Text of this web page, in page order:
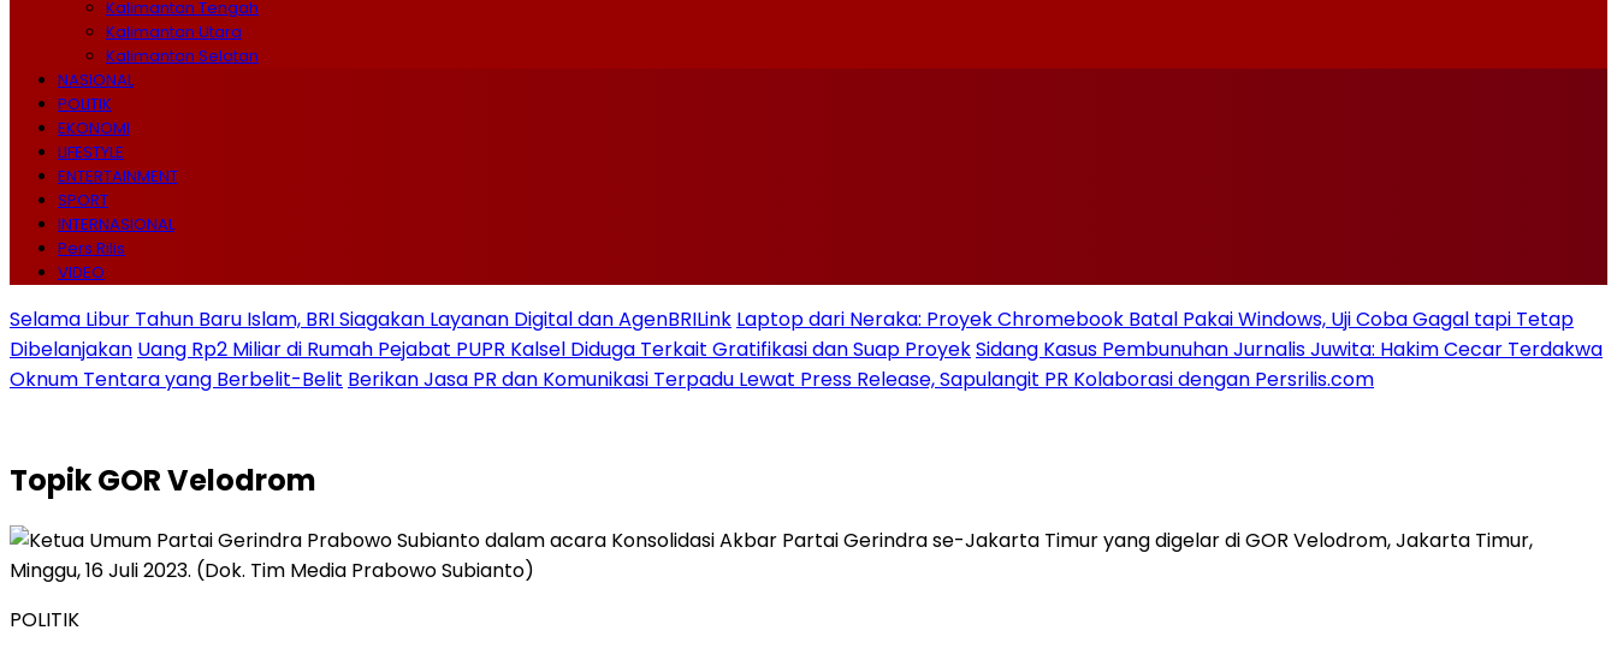
Kalimantan Tengah
Kalimantan Utara
Kalimantan Selatan
NASIONAL
POLITIK
EKONOMI
LIFESTYLE
ENTERTAINMENT
SPORT
INTERNASIONAL
Pers Rilis
VIDEO
Selama Libur Tahun Baru Islam, BRI Siagakan Layanan Digital dan AgenBRILink Laptop dari Neraka: Proyek Chromebook Batal Pakai Windows, Uji Coba Gagal tapi Tetap
Dibelanjakan Uang Rp2 Miliar di Rumah Pejabat PUPR Kalsel Diduga Terkait Gratifikasi dan Suap ProyekSidang Kasus Pembunuhan Jurnalis Juwita: Hakim Cecar Terdakwa
Oknum Tentara yang Berbelit-Belit Berikan Jasa PR dan Komunikasi Terpadu Lewat Press Release, Sapulangit PR Kolaborasi dengan Persrilis.com
TopikGOR Velodrom
POLITIK